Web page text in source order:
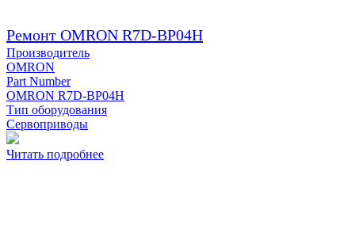
Ремонт OMRON R7D-BP04H
Производитель
OMRON
Part Number
OMRON R7D-BP04H
Тип оборудования
Сервоприводы
Читать подробнее